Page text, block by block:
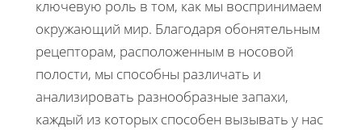
ключевую роль в том, как мы воспринимаем
окружающий мир. Благодаря обонятельным
рецепторам, расположенным в носовой
полости, мы способны различать и
анализировать разнообразные запахи,
каждый из которых способен вызывать у нас